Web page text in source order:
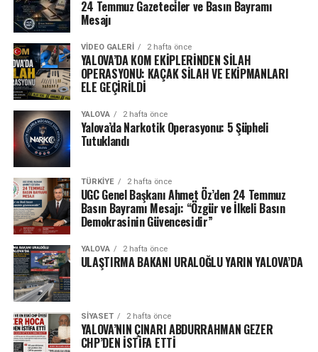
24 Temmuz Gazeteciler ve Basın Bayramı
Mesajı
VIDEO GALERI 2 hafta önce
YALOVA’DA KOM EKİPLERİNDEN SİLAH
OPERASYONU: KAÇAK SİLAH VE EKİPMANLARI
ELE GEÇİRİLDİ
YALOVA 2 hafta önce
Yalova’da Narkotik Operasyonu: 5 Şüpheli
Tutuklandı
TÜRKIYE 2 hafta önce
UGC Genel Başkanı Ahmet Öz’den 24 Temmuz
Basın Bayramı Mesajı: “Özgür ve İlkeli Basın
Demokrasinin Güvencesidir”
YALOVA 2 hafta önce
ULAŞTIRMA BAKANI URALOĞLU YARIN YALOVA’DA
SIYASET 2 hafta önce
YALOVA’NIN ÇINARI ABDURRAHMAN GEZER
CHP’DEN İSTİFA ETTİ